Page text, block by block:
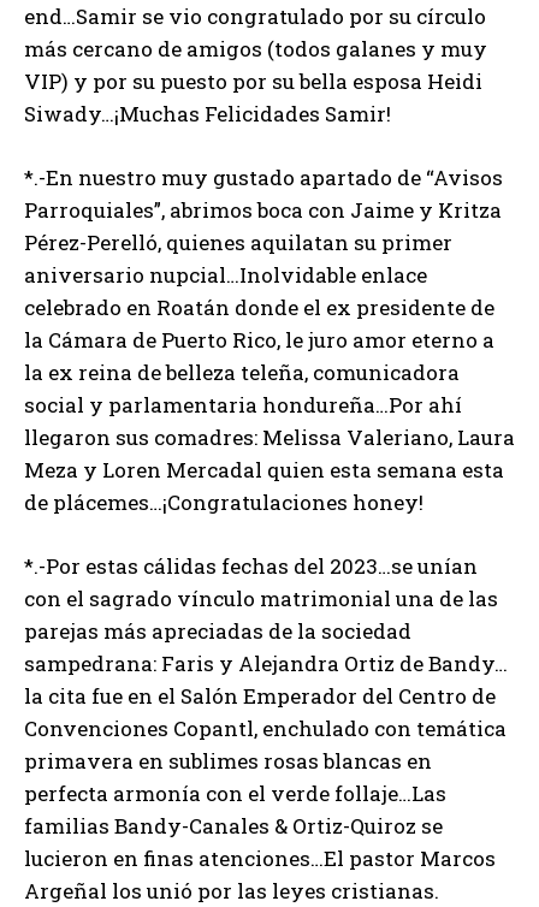
end…Samir se vio congratulado por su círculo
más cercano de amigos (todos galanes y muy
VIP) y por su puesto por su bella esposa Heidi
Siwady…¡Muchas Felicidades Samir!
*.-En nuestro muy gustado apartado de “Avisos
Parroquiales”, abrimos boca con Jaime y Kritza
Pérez-Perelló, quienes aquilatan su primer
aniversario nupcial…Inolvidable enlace
celebrado en Roatán donde el ex presidente de
la Cámara de Puerto Rico, le juro amor eterno a
la ex reina de belleza teleña, comunicadora
social y parlamentaria hondureña…Por ahí
llegaron sus comadres: Melissa Valeriano, Laura
Meza y Loren Mercadal quien esta semana esta
de plácemes…¡Congratulaciones honey!
*.-Por estas cálidas fechas del 2023…se unían
con el sagrado vínculo matrimonial una de las
parejas más apreciadas de la sociedad
sampedrana: Faris y Alejandra Ortiz de Bandy…
la cita fue en el Salón Emperador del Centro de
Convenciones Copantl, enchulado con temática
primavera en sublimes rosas blancas en
perfecta armonía con el verde follaje…Las
familias Bandy-Canales & Ortiz-Quiroz se
lucieron en finas atenciones…El pastor Marcos
Argeñal los unió por las leyes cristianas.